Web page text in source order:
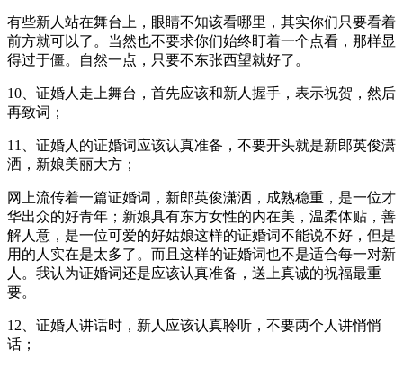
有些新人站在舞台上，眼睛不知该看哪里，其实你们只要看着
前方就可以了。当然也不要求你们始终盯着一个点看，那样显
得过于僵。自然一点，只要不东张西望就好了。
10、证婚人走上舞台，首先应该和新人握手，表示祝贺，然后
再致词；
11、证婚人的证婚词应该认真准备，不要开头就是新郎英俊潇
洒，新娘美丽大方；
网上流传着一篇证婚词，新郎英俊潇洒，成熟稳重，是一位才
华出众的好青年；新娘具有东方女性的内在美，温柔体贴，善
解人意，是一位可爱的好姑娘这样的证婚词不能说不好，但是
用的人实在是太多了。而且这样的证婚词也不是适合每一对新
人。我认为证婚词还是应该认真准备，送上真诚的祝福最重
要。
12、证婚人讲话时，新人应该认真聆听，不要两个人讲悄悄
话；